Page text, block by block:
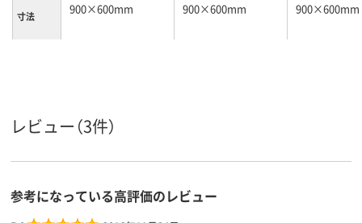
寸法 900×600mm 900×600mm 900×600mm
ホワイト
ボード材
ホーロータイプ
数
レビュー（3件）
参考になっている高評価のレビュー